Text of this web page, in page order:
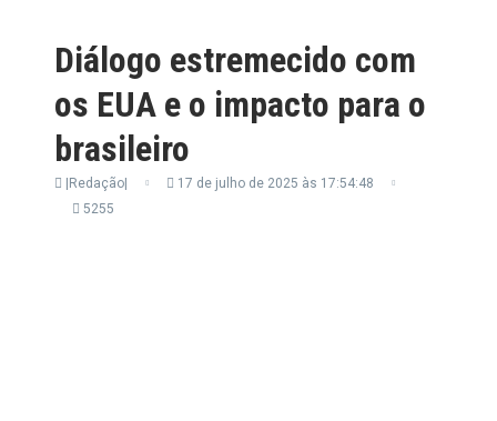
Diálogo estremecido com
os EUA e o impacto para o
brasileiro
|Redação|
17 de julho de 2025 às 17:54:48
5255